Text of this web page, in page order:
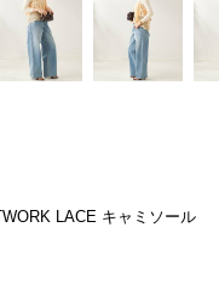
LACE キャミソール